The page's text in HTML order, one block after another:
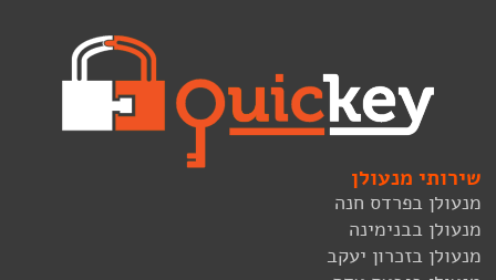
שירותי מנעולן
מנעולן בפרדס חנה
מנעולן בבנימינה
מנעולן בזכרון יעקב